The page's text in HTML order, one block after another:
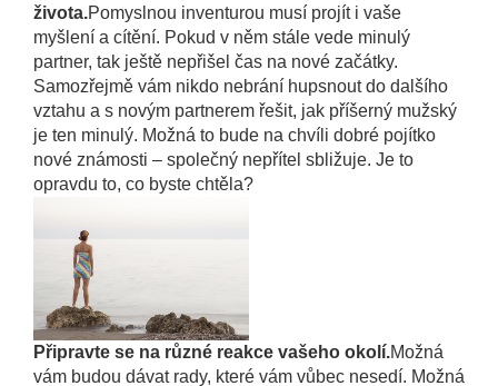
života.Pomyslnou inventurou musí projít i vaše
myšlení a cítění. Pokud v něm stále vede minulý
partner, tak ještě nepřišel čas na nové začátky.
Samozřejmě vám nikdo nebrání hupsnout do dalšího
vztahu a s novým partnerem řešit, jak příšerný mužský
je ten minulý. Možná to bude na chvíli dobré pojítko
nové známosti – společný nepřítel sbližuje. Je to
opravdu to, co byste chtěla?
Připravte se na různé reakce vašeho okolí.Možná
vám budou dávat rady, které vám vůbec nesedí. Možná